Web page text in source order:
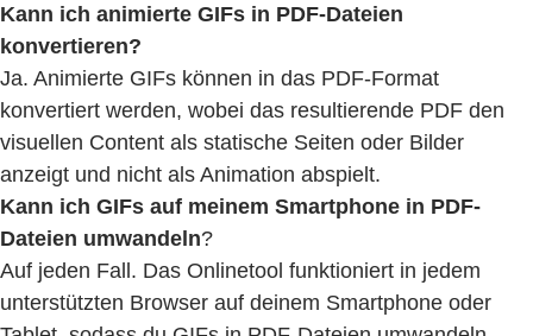
Kann ich animierte GIFs in PDF-Dateien
konvertieren?
Ja. Animierte GIFs können in das PDF-Format
konvertiert werden, wobei das resultierende PDF den
visuellen Content als statische Seiten oder Bilder
anzeigt und nicht als Animation abspielt.
Kann ich GIFs auf meinem Smartphone in PDF-
Dateien umwandeln?
Auf jeden Fall. Das Onlinetool funktioniert in jedem
unterstützten Browser auf deinem Smartphone oder